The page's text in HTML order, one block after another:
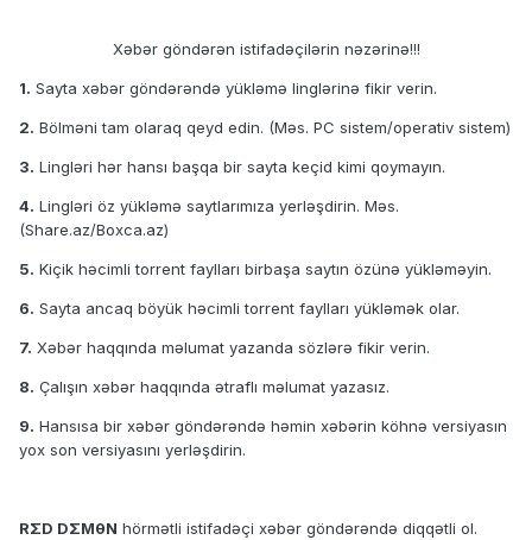
Xəbər göndərən istifadəçilərin nəzərinə!!!
1. Sayta xəbər göndərəndə yükləmə linglərinə fikir verin.
2. Bölməni tam olaraq qeyd edin. (Məs. PC sistem/operativ sistem)
3. Lingləri hər hansı başqa bir sayta keçid kimi qoymayın.
4. Lingləri öz yükləmə saytlarımıza yerləşdirin. Məs.
(Share.az/Boxca.az)
5. Kiçik həcimli torrent faylları birbaşa saytın özünə yükləməyin.
6. Sayta ancaq böyük həcimli torrent faylları yükləmək olar.
7. Xəbər haqqında məlumat yazanda sözlərə fikir verin.
8. Çalışın xəbər haqqında ətraflı məlumat yazasız.
9. Hansısa bir xəbər göndərəndə həmin xəbərin köhnə versiyasın
yox son versiyasını yerləşdirin.
RΣD DΣMθN hörmətli istifadəçi xəbər göndərəndə diqqətli ol.